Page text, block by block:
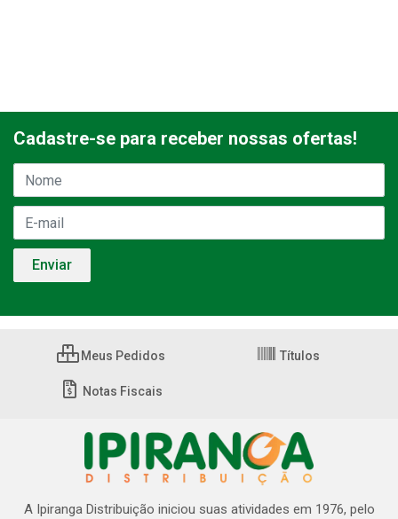
Cadastre-se para receber nossas ofertas!
Meus Pedidos Títulos
Notas Fiscais
A Ipiranga Distribuição iniciou suas atividades em 1976, pelo